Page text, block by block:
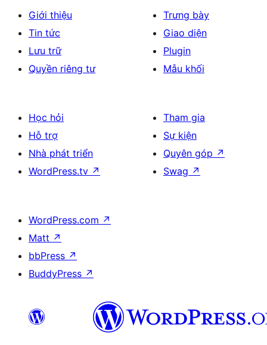
Giới thiệu
Tin tức
Lưu trữ
Quyền riêng tư
Trưng bày
Giao diện
Plugin
Mẫu khối
Học hỏi
Hỗ trợ
Nhà phát triển
WordPress.tv ↗
Tham gia
Sự kiện
Quyên góp ↗
Swag ↗
WordPress.com ↗
Matt ↗
bbPress ↗
BuddyPress ↗